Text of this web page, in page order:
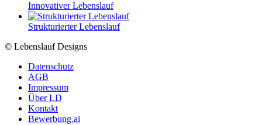
Innovativer Lebenslauf
Strukturierter Lebenslauf
© Lebenslauf Designs
Datenschutz
AGB
Impressum
Über LD
Kontakt
Bewerbung.ai